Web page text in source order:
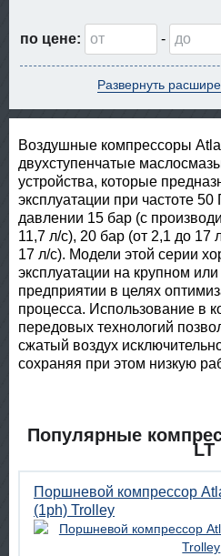
по цене: -
Развернуть
Воздушные компрессоры
двухступенчатые
устройства, которые
эксплуатации при частоте
давлении 15 бар (с
11,7 л/с), 20 бар (от 2,1 до 17
17 л/с). Модели этой серии
эксплуатации на крупном
предприятии в целях
процесса. Использование в
передовых технологий
сжатый воздух
сохраняя при этом низкую
Популярные
LT
Поршневой компрессор
(1ph) Trolley